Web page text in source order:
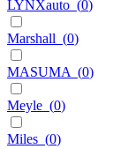
LYNXauto (0)
Marshall (0)
MASUMA (0)
Meyle (0)
Miles (0)